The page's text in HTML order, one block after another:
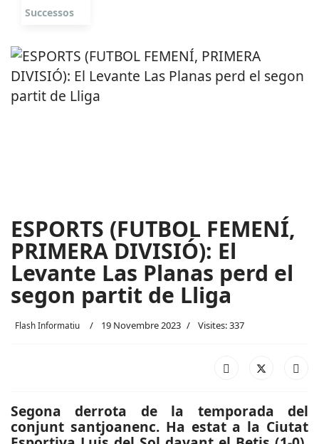
Successos
ESPORTS (FUTBOL FEMENÍ,
PRIMERA DIVISIÓ): El
Levante Las Planas perd el
segon partit de Lliga
Flash Informatiu 19 Novembre 2023 Visites: 337
Segona derrota de la temporada del
conjunt santjoanenc. Ha estat a la Ciutat